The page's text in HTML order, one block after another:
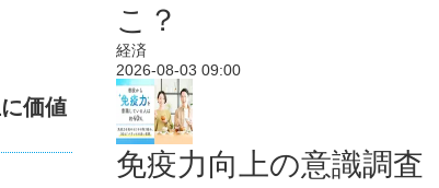
価値
こ？
経済
2026-08-03 09:00
免疫力向上の意識調査